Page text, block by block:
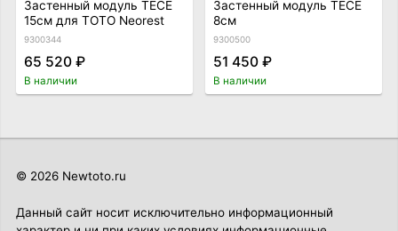
Застенный модуль TECE
15см для TOTO Neorest
9300344
65 520 ₽
В наличии
Застенный модуль TECE
8см
9300500
51 450 ₽
В наличии
© 2026 Newtoto.ru
Данный сайт носит исключительно информационный